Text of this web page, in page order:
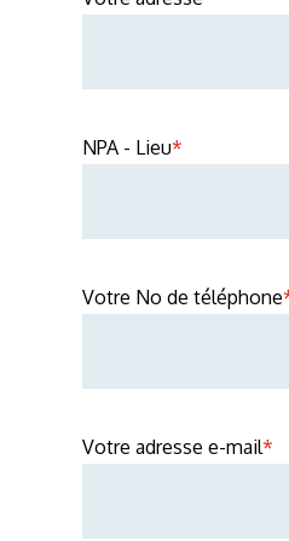
NPA - Lieu*
Votre No de téléphone
Votre adresse e-mail*